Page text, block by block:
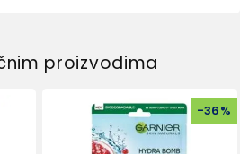
proizvodima
-36%